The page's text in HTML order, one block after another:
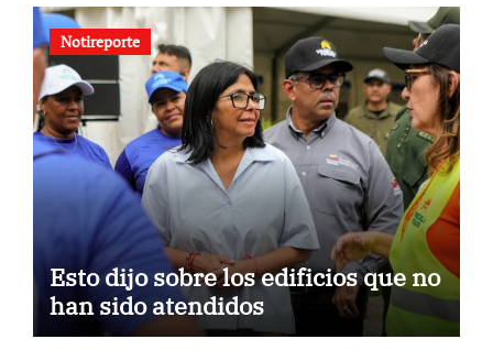
Notireporte
Esto dijo sobre los edificios que no
han sido atendidos